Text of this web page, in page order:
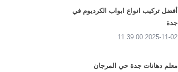
أفضل تركيب انواع ابواب الكرديوم في
جدة
2025-11-02 11:39:00
معلم دهانات جدة حي المرجان